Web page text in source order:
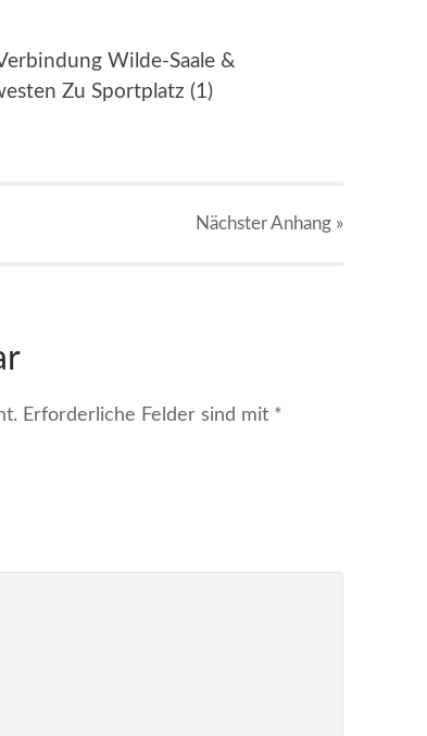
Wilde-Saale &
Zu Sportplatz (1)
NächsterAnhang »
Erforderliche Felder sind mit *